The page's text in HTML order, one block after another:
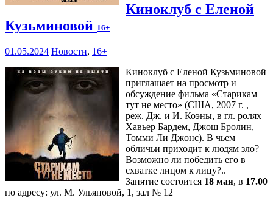
Киноклуб с Еленой
Кузьминовой 16+
01.05.2024 Новости, 16+
Киноклуб с Еленой Кузьминовой
приглашает на просмотр и
обсуждение фильма «Старикам
тут не место» (США, 2007 г. ,
реж. Дж. и И. Коэны, в гл. ролях
Хавьер Бардем, Джош Бролин,
Томми Ли Джонс). В чьем
обличьи приходит к людям зло?
Возможно ли победить его в
схватке лицом к лицу?..
Занятие состоится 18 мая, в 17.00
по адресу: ул. М. Ульяновой, 1, зал № 12